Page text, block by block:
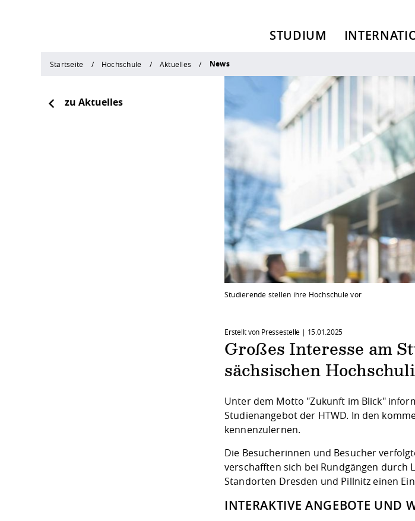
STUDIUM
Startseite Hochschule Aktuelles News
zu Aktuelles
Studierende stellen ihre Hochschule vor
Erstellt von Pressestelle | 15.01.2025
Großes Interesse am
sächsischen
Unter dem Motto "Zukunft im Blick"
Studienangebot der HTWD. In den
kennenzulernen.
Die Besucherinnen und Besucher
verschafften sich bei Rundgängen durch
Standorten Dresden und Pillnitz einen
INTERAKTIVE ANGEBOTE UND